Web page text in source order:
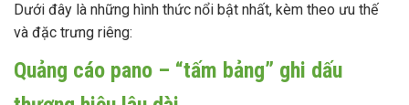
Dưới đây là những hình thức nổi bật nhất, kèm theo ưu thế
và đặc trưng riêng:
Quảng cáo pano – “tấm bảng” ghi dấu